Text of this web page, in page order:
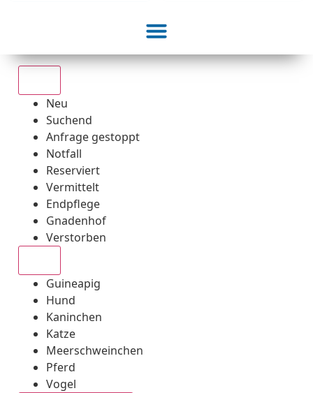
Neu
Suchend
Anfrage gestoppt
Notfall
Reserviert
Vermittelt
Endpflege
Gnadenhof
Verstorben
Guineapig
Hund
Kaninchen
Katze
Meerschweinchen
Pferd
Vogel